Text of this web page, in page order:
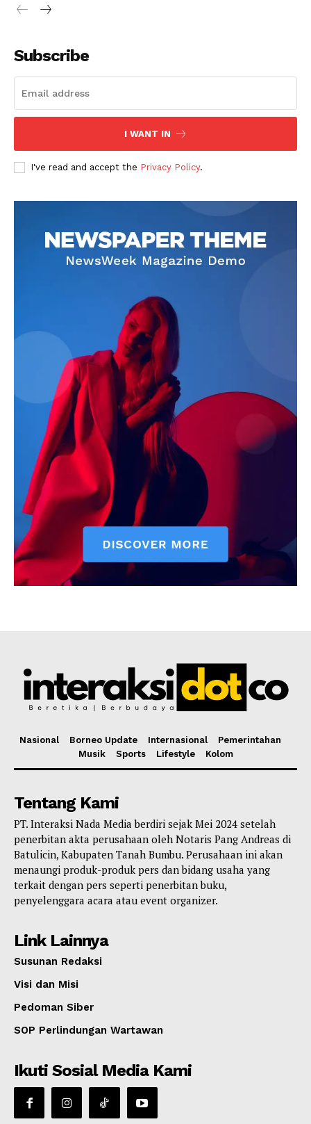
Subscribe
I WANT IN
I've read and accept the Privacy Policy.
Nasional Borneo Update Internasional
Pemerintahan
Musik
Sports Lifestyle Kolom
Tentang Kami
PT. Interaksi Nada Media berdiri sejak Mei 2024 setelah
penerbitan akta perusahaan oleh Notaris Pang Andreas di
Batulicin, Kabupaten Tanah Bumbu. Perusahaan ini akan
menaungi produk-produk pers dan bidang usaha yang
terkait dengan pers seperti penerbitan buku,
penyelenggara acara atau event organizer.
Link Lainnya
Susunan Redaksi
Visi dan Misi
Pedoman Siber
SOP Perlindungan Wartawan
Ikuti Sosial Media Kami